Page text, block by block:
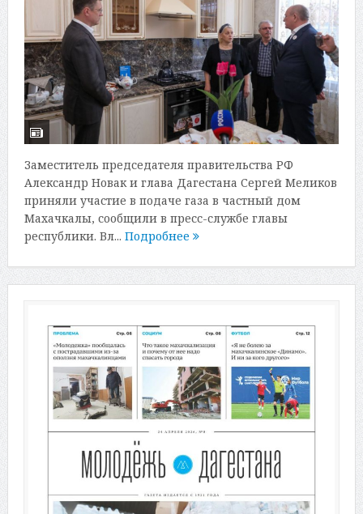
Заместитель председателя правительства РФ
Александр Новак и глава Дагестана Сергей Меликов
приняли участие в подаче газа в частный дом
Махачкалы, сообщили в пресс-службе главы
республики. Вл... Подробнее